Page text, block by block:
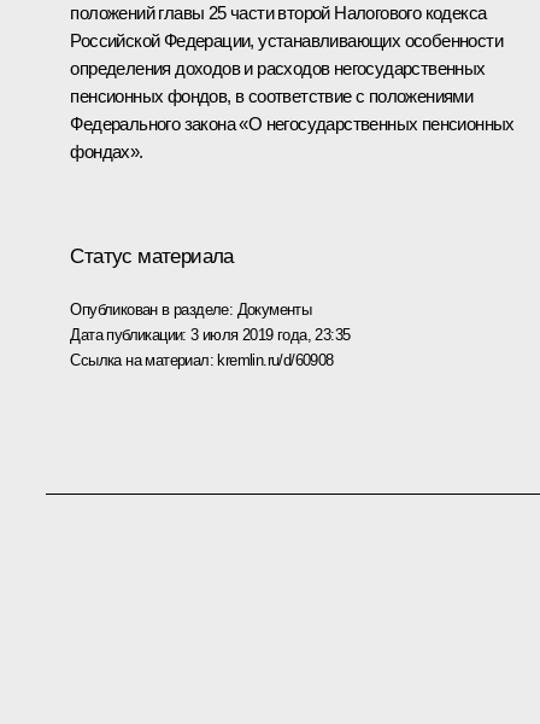
положений главы 25 части второй Налогового кодекса
Российской Федерации, устанавливающих особенности
определения доходов и расходов негосударственных
пенсионных фондов, в соответствие с положениями
Федерального закона «О негосударственных пенсионных
фондах».
Статус материала
Опубликован в разделе: Документы
Дата публикации:3 июля 2019 года, 23:35
Ссылка на материал: kremlin.ru/d/60908